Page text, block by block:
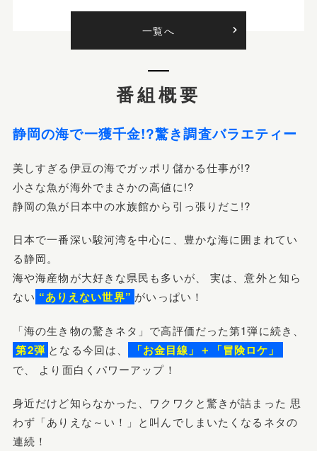
一覧へ
一覧へ
番組概要
静岡の海で一獲千金!?驚き調査バラエティー
美しすぎる伊豆の海でガッポリ儲かる仕事が!?
小さな魚が海外でまさかの高値に!?
静岡の魚が日本中の水族館から引っ張りだこ!?
日本で一番深い駿河湾を中心に、豊かな海に囲まれてい
る静岡。
海や海産物が大好きな県民も多いが、
実は、意外と知ら
ない “ありえない世界” がいっぱい！
「海の生き物の驚きネタ」で高評価だった第1弾に続き、
第2弾 となる今回は、 「お金目線」＋「冒険ロケ」
で、 より面白くパワーアップ！
身近だけど知らなかった、ワクワクと驚きが詰まった 思
わず「ありえな～い！」と叫んでしまいたくなるネタの
連続！